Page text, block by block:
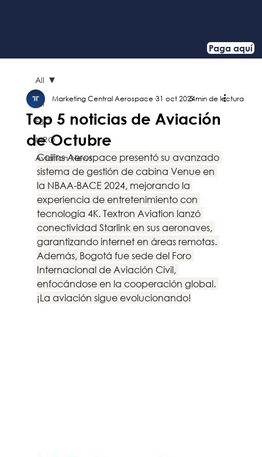
Paga aquí
All
FBO
MRO
Aviation News
All
Top 5 noticias de Aviación
de Octubre
Marketing Central Aerospace 31 oct 20245 min de lectura
Collins Aerospace presentó su avanzado
sistema de gestión de cabina Venue en
la NBAA-BACE 2024, mejorando la
experiencia de entretenimiento con
tecnología 4K. Textron Aviation lanzó
conectividad Starlink en sus aeronaves,
garantizando internet en áreas remotas.
Además, Bogotá fue sede del Foro
Internacional de Aviación Civil,
enfocándose en la cooperación global.
¡La aviación sigue evolucionando!